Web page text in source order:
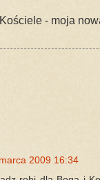
- moja
2009 16:34